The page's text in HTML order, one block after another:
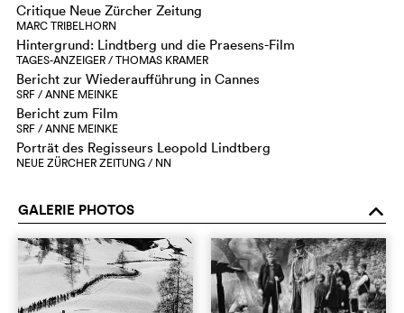
Critique Neue Zürcher Zeitung
MARC TRIBELHORN
Hintergrund: Lindtberg und die Praesens-Film
TAGES-ANZEIGER / THOMAS KRAMER
Bericht zur Wiederaufführung in Cannes
SRF / ANNE MEINKE
Bericht zum Film
SRF / ANNE MEINKE
Porträt des Regisseurs Leopold Lindtberg
NEUE ZÜRCHER ZEITUNG / NN
GALERIE PHOTOS o